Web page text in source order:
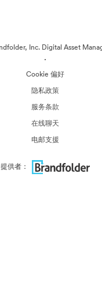
Inc. Digital Asset
·
Cookie 偏好
隐私政策
服务条款
在线聊天
电邮支援
提供者：